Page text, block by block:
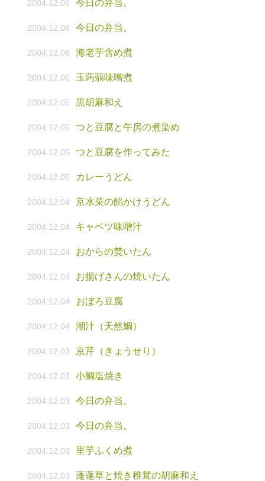
2004.12.06 今日の弁当。
2004.12.06 今日の弁当。
2004.12.06 海老芋含め煮
2004.12.06 玉蒟蒻味噌煮
2004.12.05 黒胡麻和え
2004.12.05 つと豆腐と午房の煮染め
2004.12.05 つと豆腐を作ってみた
2004.12.05 カレーうどん
2004.12.04 京水菜の餡かけうどん
2004.12.04 キャベツ味噌汁
2004.12.04 おからの焚いたん
2004.12.04 お揚げさんの焼いたん
2004.12.04 おぼろ豆腐
2004.12.04 潮汁（天然鯛）
2004.12.03 京芹（きょうせり）
2004.12.03 小鯛塩焼き
2004.12.03 今日の弁当。
2004.12.03 今日の弁当。
2004.12.03 里芋ふくめ煮
2004.12.03 蓬蓮草と焼き椎茸の胡麻和え